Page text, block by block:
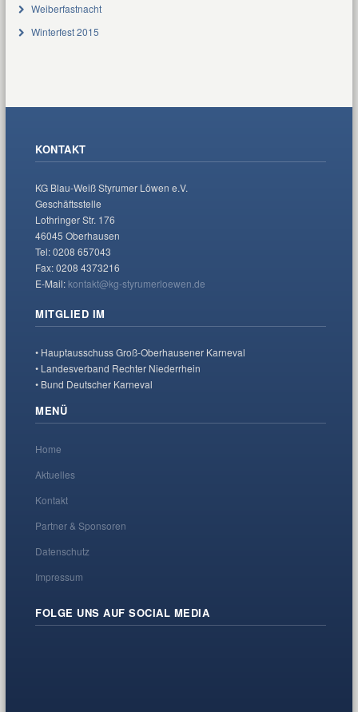
Weiberfastnacht
Winterfest 2015
KONTAKT
KG Blau-Weiß Styrumer Löwen e.V.
Geschäftsstelle
Lothringer Str. 176
46045 Oberhausen
Tel: 0208 657043
Fax: 0208 4373216
E-Mail: kontakt@kg-styrumerloewen.de
MITGLIED IM
• Hauptausschuss Groß-Oberhausener Karneval
• Landesverband Rechter Niederrhein
• Bund Deutscher Karneval
MENÜ
Home
Aktuelles
Kontakt
Partner & Sponsoren
Datenschutz
Impressum
FOLGE UNS AUF SOCIAL MEDIA